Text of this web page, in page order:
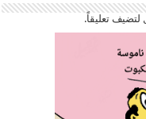
لتضيف تعليقاً.